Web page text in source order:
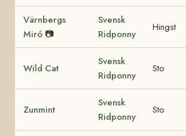
Värnbergs
Miró 📷
Svensk
Ridponny
Hingst
Wild Cat
Svensk
Ridponny
Sto
Zunmint
Svensk
Ridponny
Sto